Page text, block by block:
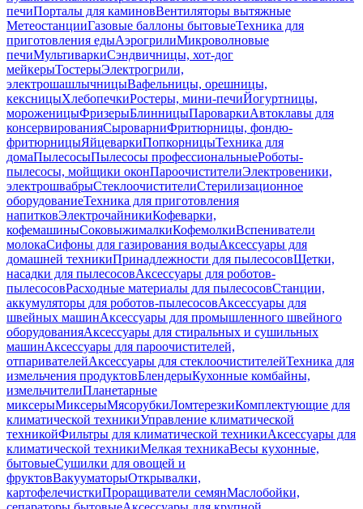
печиПорталы для каминовВентиляторы вытяжные
МетеостанцииГазовые баллоны бытовыеТехника для
приготовления едыАэрогрилиМикроволновые
печиМультиваркиСэндвичницы, хот-дог
мейкерыТостерыЭлектрогрили,
электрошашлычницыВафельницы, орешницы,
кексницыХлебопечкиРостеры, мини-печиЙогуртницы,
мороженицыФризерыБлинницыПароваркиАвтоклавы для
консервированияСыроварниФритюрницы, фондю-
фритюрницыЯйцеваркиПопкорницыТехника для
домаПылесосыПылесосы профессиональныеРоботы-
пылесосы, мойщики оконПароочистителиЭлектровеники,
электрошвабрыСтеклоочистителиСтерилизационное
оборудованиеТехника для приготовления
напитковЭлектрочайникиКофеварки,
кофемашиныСоковыжималкиКофемолкиВспениватели
молокаСифоны для газирования водыАксессуары для
домашней техникиПринадлежности для пылесосовЩетки,
насадки для пылесосовАксессуары для роботов-
пылесосовРасходные материалы для пылесосовСтанции,
аккумуляторы для роботов-пылесосовАксессуары для
швейных машинАксессуары для промышленного швейного
оборудованияАксессуары для стиральных и сушильных
машинАксессуары для пароочистителей,
отпаривателейАксессуары для стеклоочистителейТехника для
измельчения продуктовБлендерыКухонные комбайны,
измельчителиПланетарные
миксерыМиксерыМясорубкиЛомтерезкиКомплектующие для
климатической техникиУправление климатической
техникойФильтры для климатической техникиАксессуары для
климатической техникиМелкая техникаВесы кухонные,
бытовыеСушилки для овощей и
фруктовВакууматорыОткрывалки,
картофелечисткиПроращиватели семянМаслобойки,